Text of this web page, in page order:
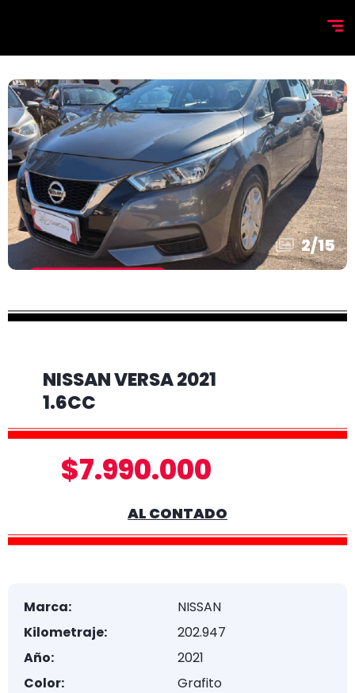
2/15
NISSAN VERSA 2021
1.6CC
$7.990.000
AL CONTADO
Marca:
NISSAN
Kilometraje:
202.947
Año:
2021
Color:
Grafito